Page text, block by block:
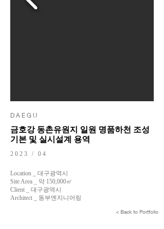
D A E G U
금호강 동촌유원지 일원 명품하천 조성
기본 및 실시설계 용역
2023 / 04
Location _ 대구광역시
Site Area _ 약 150,000㎡
Client _ 대구광역시
Architect _ 동부엔지니어링
< Back to Portfolio